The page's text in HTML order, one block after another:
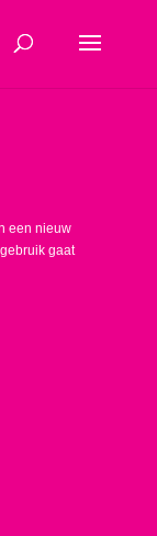
een nieuw
gaat